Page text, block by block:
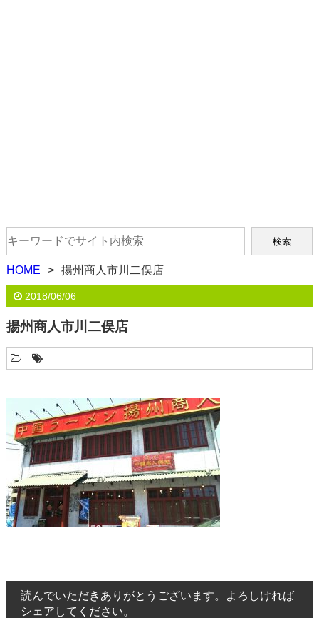
HOME 揚州商人市川二俣店
2018/06/06
揚州商人市川二俣店
読んでいただきありがとうございます。よろしければ
シェアしてください。